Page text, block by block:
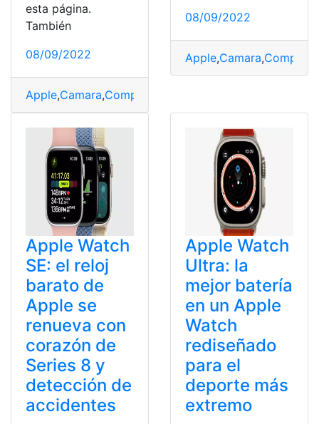
esta página.
También
08/09/2022
Apple,Camara,Comparativas
08/09/2022
Apple,Camara,
Apple Watch
SE: el reloj
barato de
Apple se
renueva con
corazón de
Series 8 y
detección de
accidentes
Apple Watch
Ultra: la
mejor batería
en un Apple
Watch
rediseñado
para el
deporte más
extremo